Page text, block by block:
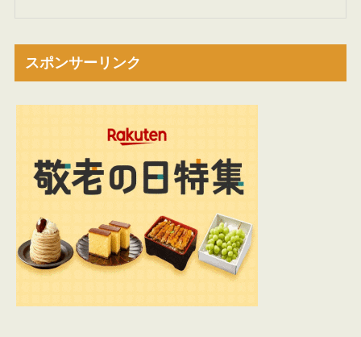
スポンサーリンク